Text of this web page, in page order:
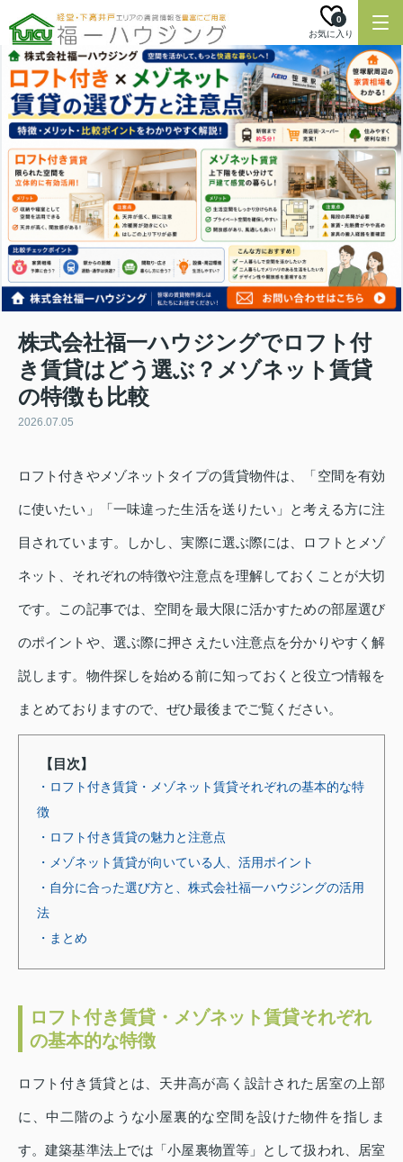
お気に入り
0
株式会社福一ハウジングでロフト付
き賃貸はどう選ぶ？メゾネット賃貸
の特徴も比較
2026.07.05
ロフト付きやメゾネットタイプの賃貸物件は、「空間を有効
に使いたい」「一味違った生活を送りたい」と考える方に注
目されています。しかし、実際に選ぶ際には、ロフトとメゾ
ネット、それぞれの特徴や注意点を理解しておくことが大切
です。この記事では、空間を最大限に活かすための部屋選び
のポイントや、選ぶ際に押さえたい注意点を分かりやすく解
説します。物件探しを始める前に知っておくと役立つ情報を
まとめておりますので、ぜひ最後までご覧ください。
【目次】
・ロフト付き賃貸・メゾネット賃貸それぞれの基本的な特
徴
・ロフト付き賃貸の魅力と注意点
・メゾネット賃貸が向いている人、活用ポイント
・自分に合った選び方と、株式会社福一ハウジングの活用
法
・まとめ
ロフト付き賃貸・メゾネット賃貸それぞれ
の基本的な特徴
ロフト付き賃貸とは、天井高が高く設計された居室の上部
に、中二階のような小屋裏的な空間を設けた物件を指しま
す。建築基準法上では「小屋裏物置等」として扱われ、居室